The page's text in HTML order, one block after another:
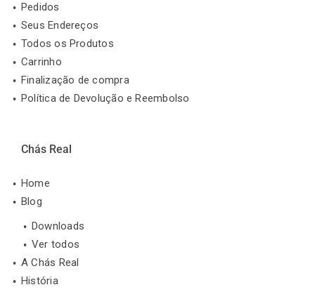
Pedidos
Seus Endereços
Todos os Produtos
Carrinho
Finalização de compra
Política de Devolução e Reembolso
Chás Real
Home
Blog
Downloads
Ver todos
A Chás Real
História